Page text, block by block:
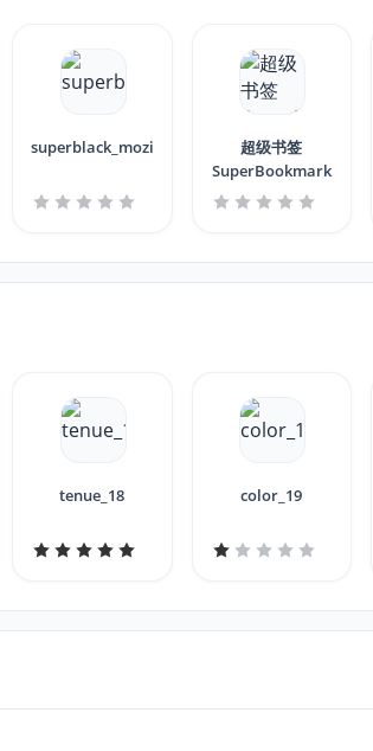
superblack_mozila
超级书签
SuperBookmark
tenue_18 color_19